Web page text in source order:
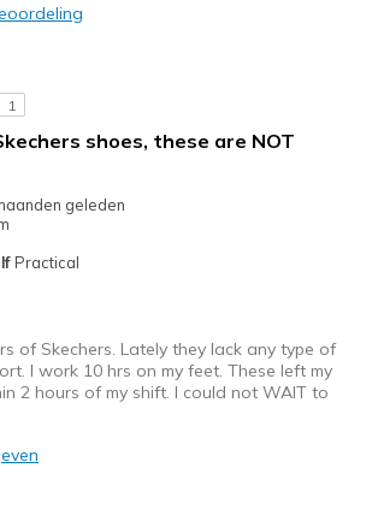
1
shoes, these are NOT
geleden
Practical
of Skechers. Lately they lack any type of
I work 10 hrs on my feet. These left my
2 hours of my shift. I could not WAIT to